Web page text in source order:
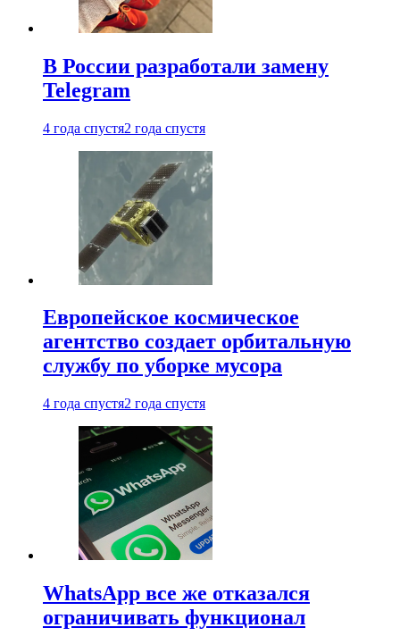
В России разработали замену
Telegram
4 года спустя2 года спустя
Европейское космическое
агентство создает орбитальную
службу по уборке мусора
4 года спустя2 года спустя
WhatsApp все же отказался
ограничивать функционал